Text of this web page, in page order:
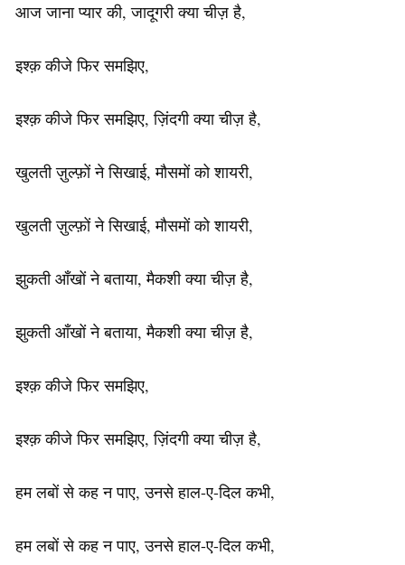
आज जाना प्यार की, जादूगरी क्या चीज़ है,
इश्क़ कीजे फिर समझिए,
इश्क़ कीजे फिर समझिए, ज़िंदगी क्या चीज़ है,
खुलती ज़ुल्फ़ों ने सिखाई, मौसमों को शायरी,
खुलती ज़ुल्फ़ों ने सिखाई, मौसमों को शायरी,
झुकती आँखों ने बताया, मैकशी क्या चीज़ है,
झुकती आँखों ने बताया, मैकशी क्या चीज़ है,
इश्क़ कीजे फिर समझिए,
इश्क़ कीजे फिर समझिए, ज़िंदगी क्या चीज़ है,
हम लबों से कह न पाए, उनसे हाल-ए-दिल कभी,
हम लबों से कह न पाए, उनसे हाल-ए-दिल कभी,